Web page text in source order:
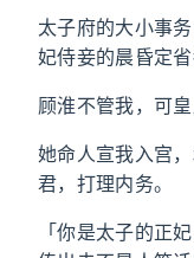
太子府的大小事
妃侍妾的晨昏定
顾淮不管我，可
她命人宣我入宫
君，打理内务。
「你是太子的正